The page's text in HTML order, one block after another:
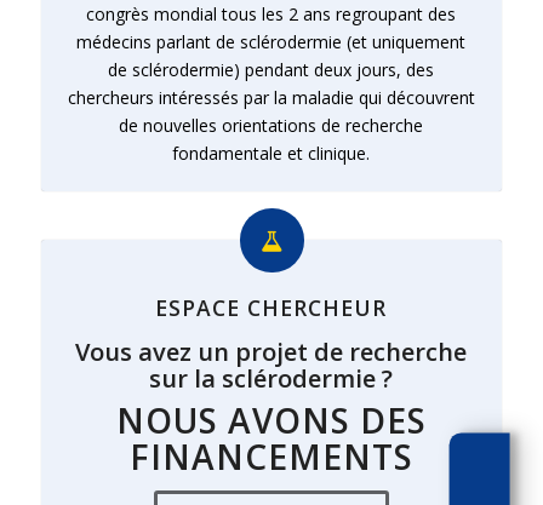
congrès mondial tous les 2 ans regroupant des
médecins parlant de sclérodermie (et uniquement
de sclérodermie) pendant deux jours, des
chercheurs intéressés par la maladie qui découvrent
de nouvelles orientations de recherche
fondamentale et clinique.
ESPACE CHERCHEUR
Vous avez un projet de recherche
sur la sclérodermie ?
NOUS AVONS DES
FINANCEMENTS